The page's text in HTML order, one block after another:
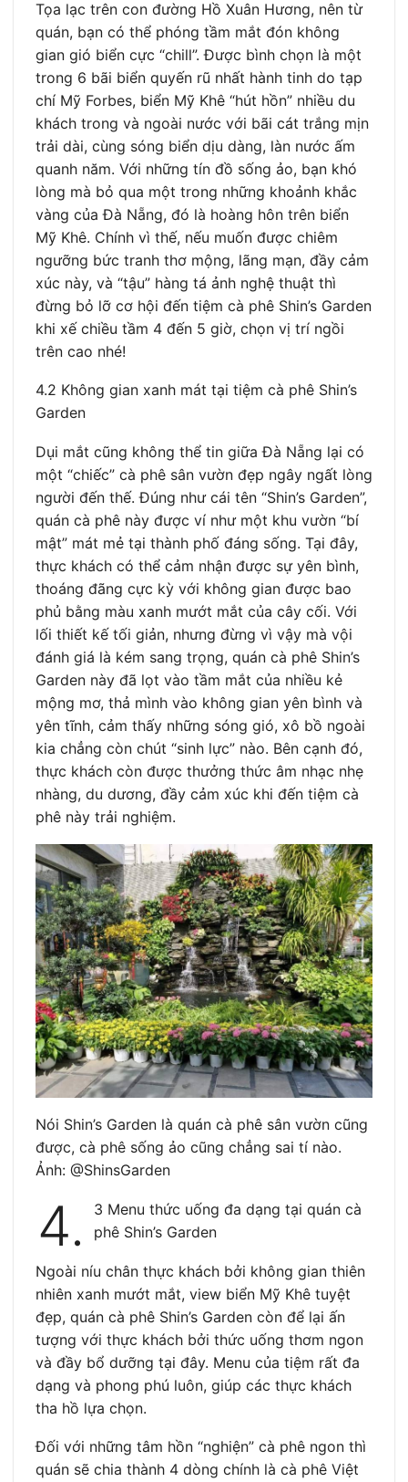
Tọa lạc trên con đường Hồ Xuân Hương, nên từ
quán, bạn có thể phóng tầm mắt đón không
gian gió biển cực “chill”. Được bình chọn là một
trong 6 bãi biển quyến rũ nhất hành tinh do tạp
chí Mỹ Forbes, biển Mỹ Khê “hút hồn” nhiều du
khách trong và ngoài nước với bãi cát trắng mịn
trải dài, cùng sóng biển dịu dàng, làn nước ấm
quanh năm. Với những tín đồ sống ảo, bạn khó
lòng mà bỏ qua một trong những khoảnh khắc
vàng của Đà Nẵng, đó là hoàng hôn trên biển
Mỹ Khê. Chính vì thế, nếu muốn được chiêm
ngưỡng bức tranh thơ mộng, lãng mạn, đầy cảm
xúc này, và “tậu” hàng tá ảnh nghệ thuật thì
đừng bỏ lỡ cơ hội đến tiệm cà phê Shin’s Garden
khi xế chiều tầm 4 đến 5 giờ, chọn vị trí ngồi
trên cao nhé!
4.2 Không gian xanh mát tại tiệm cà phê Shin’s
Garden
Dụi mắt cũng không thể tin giữa Đà Nẵng lại có
một “chiếc” cà phê sân vườn đẹp ngây ngất lòng
người đến thế. Đúng như cái tên “Shin’s Garden”,
quán cà phê này được ví như một khu vườn “bí
mật” mát mẻ tại thành phố đáng sống. Tại đây,
thực khách có thể cảm nhận được sự yên bình,
thoáng đãng cực kỳ với không gian được bao
phủ bằng màu xanh mướt mắt của cây cối. Với
lối thiết kế tối giản, nhưng đừng vì vậy mà vội
đánh giá là kém sang trọng, quán cà phê Shin’s
Garden này đã lọt vào tầm mắt của nhiều kẻ
mộng mơ, thả mình vào không gian yên bình và
yên tĩnh, cảm thấy những sóng gió, xô bồ ngoài
kia chẳng còn chút “sinh lực” nào. Bên cạnh đó,
thực khách còn được thưởng thức âm nhạc nhẹ
nhàng, du dương, đầy cảm xúc khi đến tiệm cà
phê này trải nghiệm.
Nói Shin’s Garden là quán cà phê sân vườn cũng
được, cà phê sống ảo cũng chẳng sai tí nào.
Ảnh: @ShinsGarden
4.
3 Menu thức uống đa dạng tại quán cà
phê Shin’s Garden
Ngoài níu chân thực khách bởi không gian thiên
nhiên xanh mướt mắt, view biển Mỹ Khê tuyệt
đẹp, quán cà phê Shin’s Garden còn để lại ấn
tượng với thực khách bởi thức uống thơm ngon
và đầy bổ dưỡng tại đây. Menu của tiệm rất đa
dạng và phong phú luôn, giúp các thực khách
tha hồ lựa chọn.
Đối với những tâm hồn “nghiện” cà phê ngon thì
quán sẽ chia thành 4 dòng chính là cà phê Việt